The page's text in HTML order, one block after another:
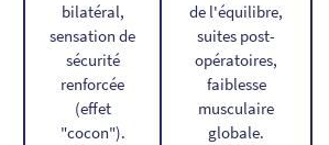
bilatéral,
sensation de
sécurité
renforcée
(effet
"cocon").
de l'équilibre,
suites post-
opératoires,
faiblesse
musculaire
globale.